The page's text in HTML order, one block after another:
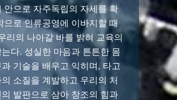
안으로 자주독립의 자세를 확
으로 인류공영에 이바지할 때
리의 나아갈 바를 밝혀 교육의
다. 성실한 마음과 튼튼한 몸
과 기술을 배우고 익히며, 타고
소질을 계발하고 우리의 처
발판으로 삼아 창조의 힘과